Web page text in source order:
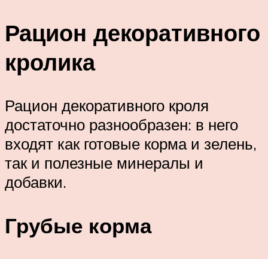
Рацион декоративного
кролика
Рацион декоративного кроля
достаточно разнообразен: в него
входят как готовые корма и зелень,
так и полезные минералы и
добавки.
Грубые корма